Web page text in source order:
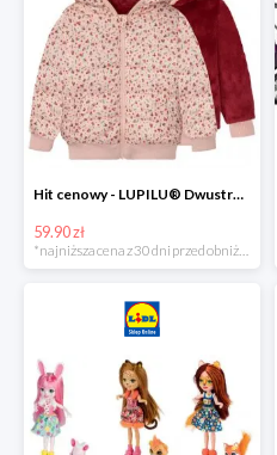
Hit cenowy - LUPILU® Dwustronna kurtka pikowana dziewczęca
59.90 zł
*najniższa cena z 30 dni przed obniżką